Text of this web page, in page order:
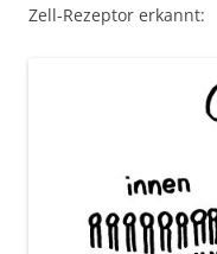
Zell-Rezeptor erkannt: